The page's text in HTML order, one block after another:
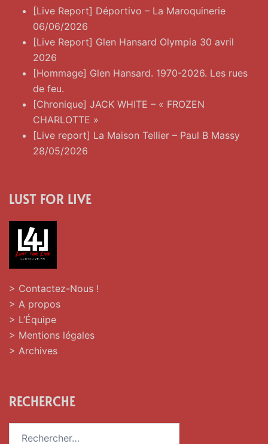
[Live Report] Déportivo – La Maroquinerie
06/06/2026
[Live Report] Glen Hansard Olympia 30 avril
2026
[Hommage] Glen Hansard. 1970-2026. Les rues
de feu.
[Chronique] JACK WHITE – « FROZEN
CHARLOTTE »
[Live report] La Maison Tellier – Paul B Massy
28/05/2026
LUST FOR LIVE
> Contactez-Nous !
> A propos
> L’Équipe
> Mentions légales
> Archives
RECHERCHE